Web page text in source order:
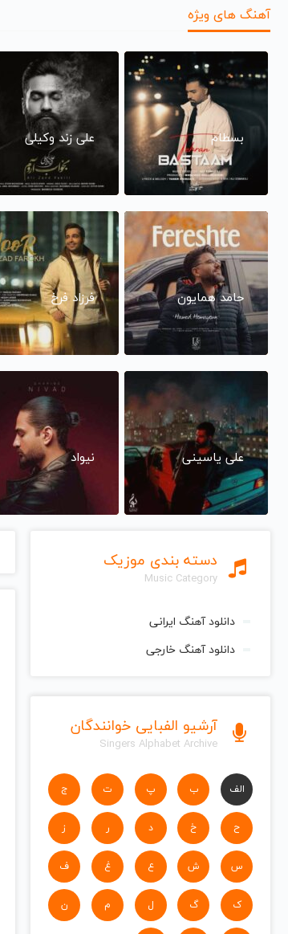
آهنگ های ویژه
بسطام علی زند وکیلی
حامد همایون فرزاد فرخ
علی یاسینی نیواد
دسته بندی موزیک
Music Category
دانلود آهنگ ایرانی
دانلود آهنگ خارجی
آرشیو الفبایی خوانندگان
Singers Alphabet Archive
الف ب پ ت ج
ح خ د ر ز
س ش ع غ ف
ک گ ل م ن